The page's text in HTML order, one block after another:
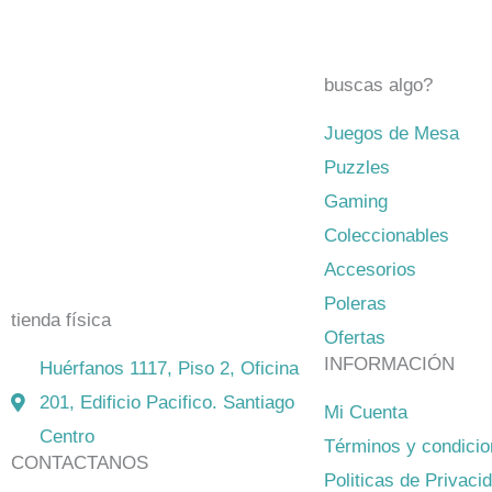
tienda física
Huérfanos 1117, Piso 2, Oficina
201, Edificio Pacifico. Santiago
Centro
CONTACTANOS
buscas algo?
Juegos de Mesa
Puzzles
Gaming
Coleccionables
Accesorios
Poleras
Ofertas
INFORMACIÓN
Mi Cuenta
Términos y
Politicas de